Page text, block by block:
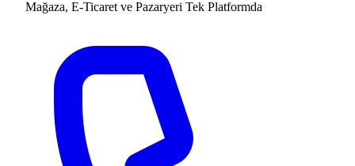
Mağaza, E-Ticaret ve Pazaryeri Tek Platformda